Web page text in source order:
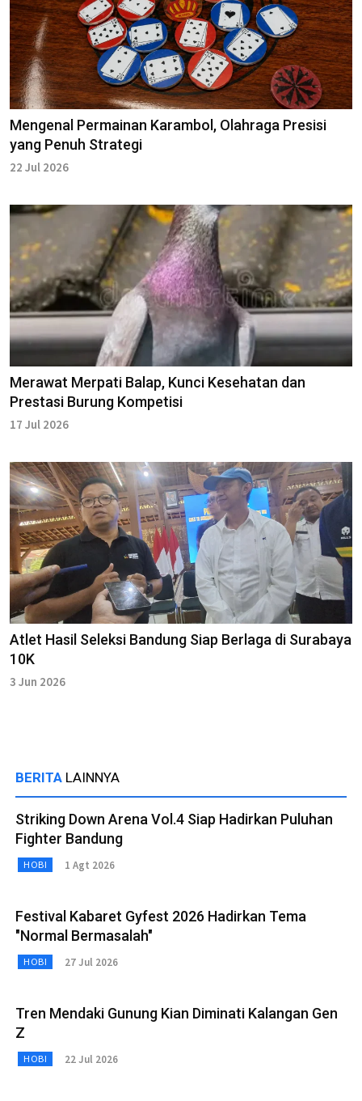
Mengenal Permainan Karambol, Olahraga Presisi
yang Penuh Strategi
22 Jul 2026
Merawat Merpati Balap, Kunci Kesehatan dan
Prestasi Burung Kompetisi
17 Jul 2026
Atlet Hasil Seleksi Bandung Siap Berlaga di Surabaya
10K
3 Jun 2026
BERITA LAINNYA
Striking Down Arena Vol.4 Siap Hadirkan Puluhan
Fighter Bandung
HOBI 1 Agt 2026
Festival Kabaret Gyfest 2026 Hadirkan Tema
"Normal Bermasalah"
HOBI 27 Jul 2026
Tren Mendaki Gunung Kian Diminati Kalangan Gen
Z
HOBI 22 Jul 2026